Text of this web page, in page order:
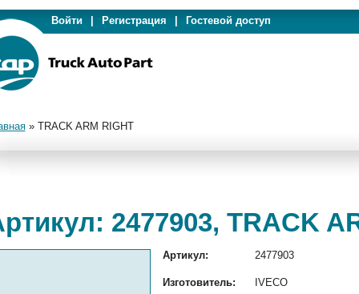
Войти Регистрация Гостевой доступ
» TRACK ARM RIGHT
2477903, TRACK
Артикул: 2477903
Изготовитель: IVECO